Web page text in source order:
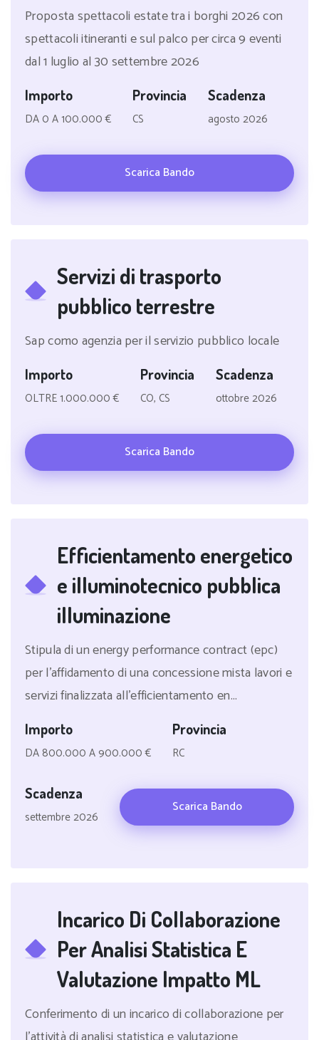
Proposta spettacoli estate tra i borghi 2026 con
spettacoli itineranti e sul palco per circa 9 eventi
dal 1 luglio al 30 settembre 2026
Importo
DA 0 A 100.000 €
Provincia
CS
Scadenza
agosto 2026
Scarica Bando
Servizi di trasporto
pubblico terrestre
Sap como agenzia per il servizio pubblico locale
Importo
OLTRE 1.000.000 €
Provincia
CO, CS
Scadenza
ottobre 2026
Scarica Bando
Efficientamento energetico
e illuminotecnico pubblica
illuminazione
Stipula di un energy performance contract (epc)
per l'affidamento di una concessione mista lavori e
servizi finalizzata all'efficientamento en...
Importo
DA 800.000 A 900.000 €
Provincia
RC
Scadenza
settembre 2026
Scarica Bando
Incarico Di Collaborazione
Per Analisi Statistica E
Valutazione Impatto ML
Conferimento di un incarico di collaborazione per